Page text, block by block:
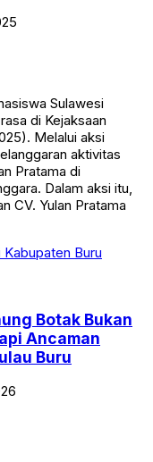
Sulawesi
di Kejaksaan
Melalui aksi
aktivitas
Pratama di
Dalam aksi itu,
CV. Yulan Pratama
Botak Bukan
Ancaman
Buru